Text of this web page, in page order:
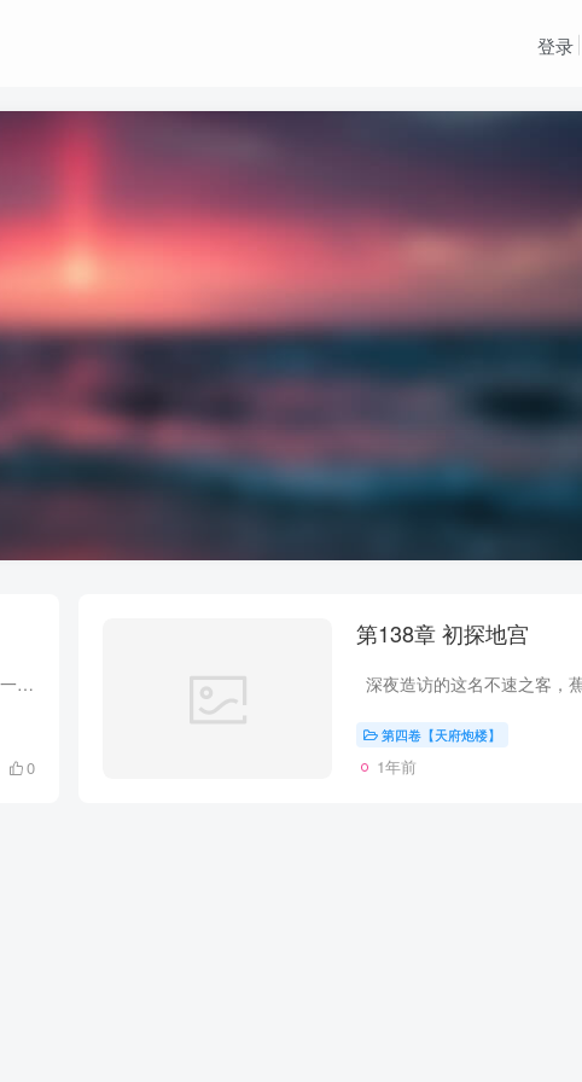
登录
“芽仔!你知不知道自己说了什么胡话！” 站在身处一座几百年的古墓中，我被吓的脸色煞白！豆芽仔现在说话的语气，像个小孩子一样。 “你过来啊峰子，我有个好玩具。” 豆芽仔笑着招手，喊我过去...
0
第138章 初探地宫
第四卷【天府炮楼】
1年前